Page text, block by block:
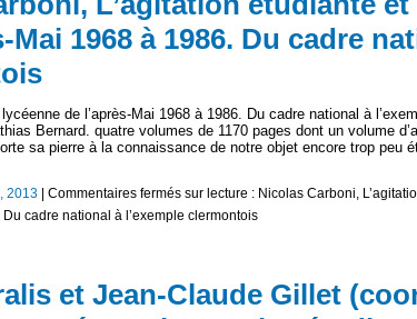
Mai 1968 à 1986. Du cadre
de l’après-Mai 1968 à 1986. Du cadre national à
Bernard. quatre volumes de 1170 pages dont un volume
sa pierre à la connaissance de notre objet encore trop peu
2013 Commentaires fermés sur lecture : Nicolas Carboni,
cadre national à l’exemple clermontois
et Jean-Claude Gillet